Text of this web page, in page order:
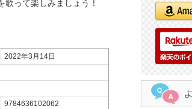
って楽しみましょう！
2022年3月14日
9784636102062